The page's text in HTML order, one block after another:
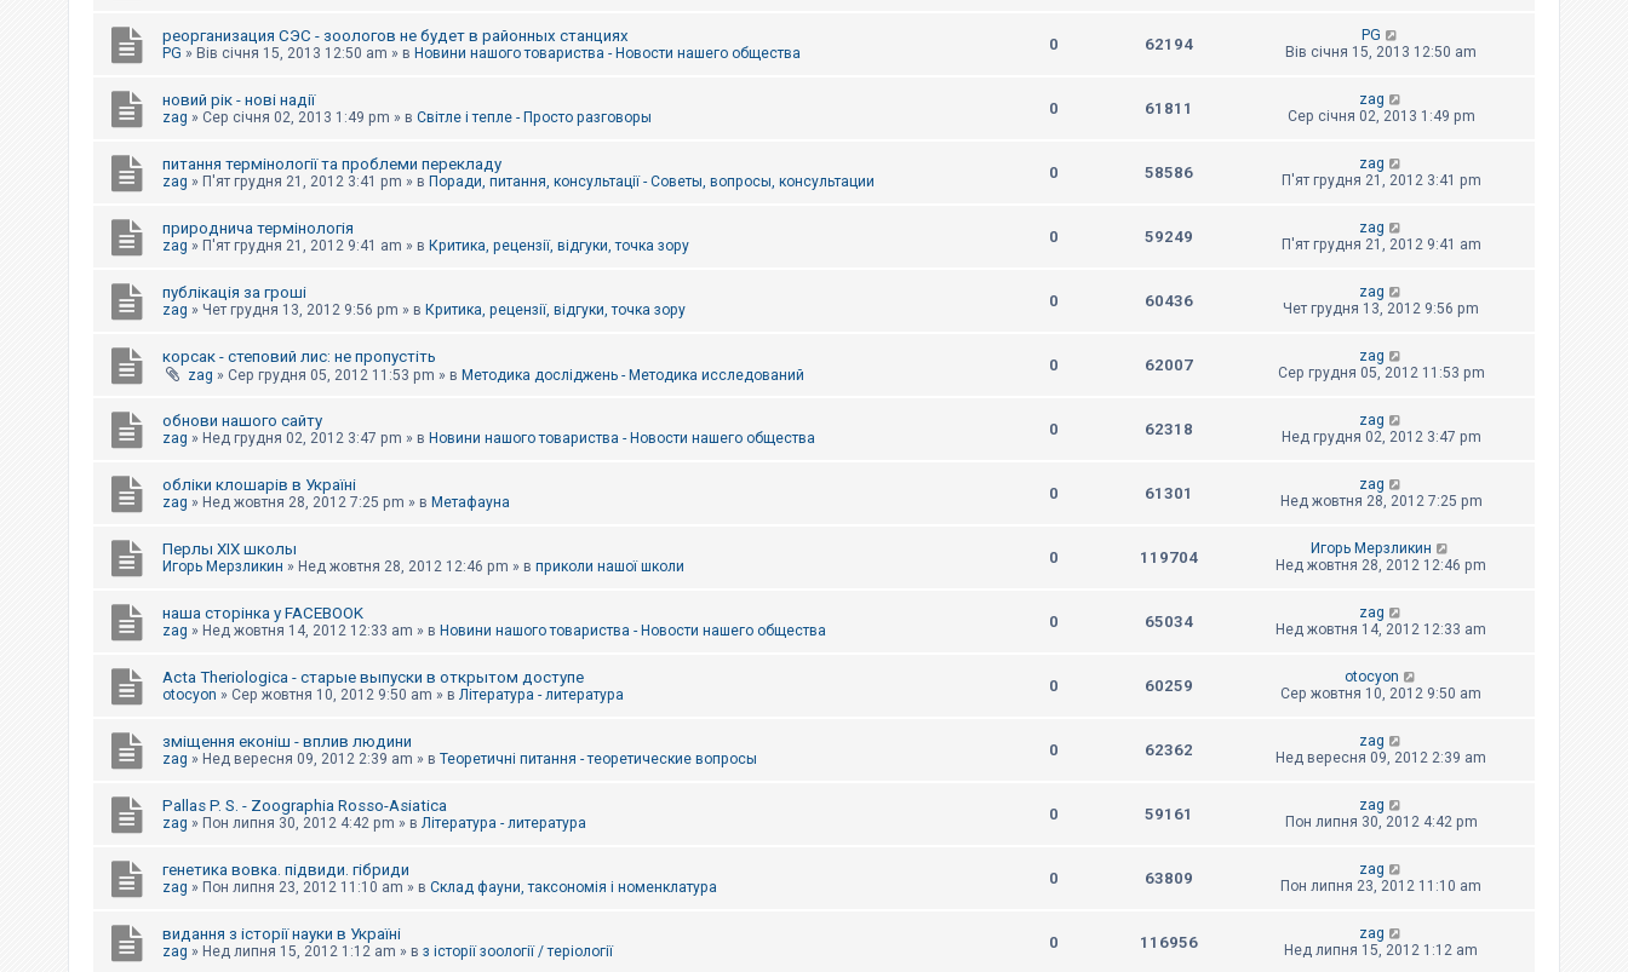
реорганизация СЭС - зоологов не будет в районных станциях
PG » Вів січня 15, 2013 12:50 am » в Новини нашого товариства - Новости нашего общества 0 62194
PG
Вів січня 15, 2013 12:50 am
новий рік - нові надії
zag » Сер січня 02, 2013 1:49 pm » в Світле і тепле - Просто разговоры 0 61811
zag
Сер січня 02, 2013 1:49 pm
питання термінології та проблеми перекладу
zag » П'ят грудня 21, 2012 3:41 pm » в Поради, питання, консультації - Советы, вопросы, консультации 0 58586
zag
П'ят грудня 21, 2012 3:41 pm
природнича термінологія
zag » П'ят грудня 21, 2012 9:41 am » в Критика, рецензії, відгуки, точка зору 0 59249
zag
П'ят грудня 21, 2012 9:41 am
публікація за гроші
zag » Чет грудня 13, 2012 9:56 pm » в Критика, рецензії, відгуки, точка зору 0 60436
zag
Чет грудня 13, 2012 9:56 pm
корсак - степовий лис: не пропустіть
zag » Сер грудня 05, 2012 11:53 pm » в Методика досліджень - Методика исследований
0 62007
zag
Сер грудня 05, 2012 11:53 pm
обнови нашого сайту
zag » Нед грудня 02, 2012 3:47 pm » в Новини нашого товариства - Новости нашего общества 0 62318
zag
Нед грудня 02, 2012 3:47 pm
обліки клошарів в Україні
zag » Нед жовтня 28, 2012 7:25 pm » в Метафауна 0 61301
zag
Нед жовтня 28, 2012 7:25 pm
Перлы ХІХ школы
Игорь Мерзликин » Нед жовтня 28, 2012 12:46 pm » в приколи нашої школи 0 119704
Игорь Мерзликин
Нед жовтня 28, 2012 12:46 pm
наша сторінка у FACEBOOK
zag » Нед жовтня 14, 2012 12:33 am » в Новини нашого товариства - Новости нашего общества 0 65034
zag
Нед жовтня 14, 2012 12:33 am
Acta Theriologica - старые выпуски в открытом доступе
otocyon » Сер жовтня 10, 2012 9:50 am » в Література - литература 0 60259
otocyon
Сер жовтня 10, 2012 9:50 am
зміщення еконіш - вплив людини
zag » Нед вересня 09, 2012 2:39 am » в Теоретичні питання - теоретические вопросы 0 62362
zag
Нед вересня 09, 2012 2:39 am
Pallas P. S. - Zoographia Rosso-Asiatica
zag » Пон липня 30, 2012 4:42 pm » в Література - литература 0 59161
zag
Пон липня 30, 2012 4:42 pm
генетика вовка. підвиди. гібриди
zag » Пон липня 23, 2012 11:10 am » в Склад фауни, таксономія і номенклатура 0 63809
zag
Пон липня 23, 2012 11:10 am
видання з історії науки в Україні
zag » Нед липня 15, 2012 1:12 am » в з історії зоології / теріології 0 116956
zag
Нед липня 15, 2012 1:12 am